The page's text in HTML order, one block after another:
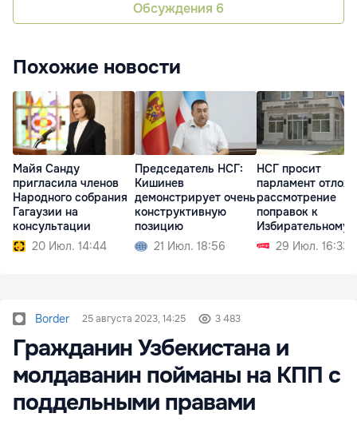
Обсуждения 6
Похожие новости
Майя Санду
пригласила членов
Народного собрания
Гагаузии на
консультации
20 Июл. 14:44
Председатель НСГ:
Кишинев
демонстрирует очень
конструктивную
позицию
21 Июл. 18:56
НСГ просит
парламент
рассмотрение
поправок к
Избирательному
кодексу
29 Июл. 16:33
Border 25 августа 2023, 14:25 3 483
Гражданин Узбекистана и
молдаванин пойманы на КПП с
поддельными правами